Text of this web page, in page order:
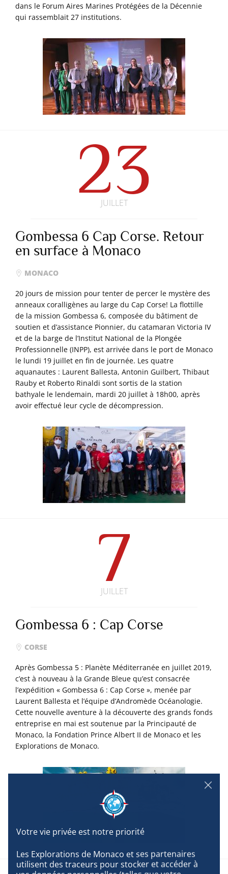
Les Explorations de Monaco et ses partenaires
utilisent des traceurs pour stocker et accéder à
dans le Forum Aires Marines Protégées de la Décennie
qui rassemblait 27 institutions.
23
JUILLET
Gombessa 6 Cap Corse. Retour
en surface à Monaco
MONACO
20 jours de mission pour tenter de percer le mystère des
anneaux coralligènes au large du Cap Corse! La flottille
de la mission Gombessa 6, composée du bâtiment de
soutien et d’assistance Pionnier, du catamaran Victoria IV
et de la barge de l’Institut National de la Plongée
Professionnelle (INPP), est arrivée dans le port de Monaco
le lundi 19 juillet en fin de journée. Les quatre
aquanautes : Laurent Ballesta, Antonin Guilbert, Thibaut
Rauby et Roberto Rinaldi sont sortis de la station
bathyale le lendemain, mardi 20 juillet à 18h00, après
avoir effectué leur cycle de décompression.
7
JUILLET
Gombessa 6 : Cap Corse
CORSE
Après Gombessa 5 : Planète Méditerranée en juillet 2019,
c’est à nouveau à la Grande Bleue qu’est consacrée
l’expédition « Gombessa 6 : Cap Corse », menée par
Laurent Ballesta et l’équipe d’Andromède Océanologie.
Cette nouvelle aventure à la découverte des grands fonds
entreprise en mai est soutenue par la Principauté de
Monaco, la Fondation Prince Albert II de Monaco et les
Explorations de Monaco.